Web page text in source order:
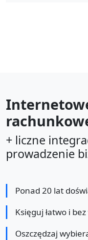
+ liczne
prowadzenie
Ponad 20 lat
Księguj łatwo i
Oszczędzaj